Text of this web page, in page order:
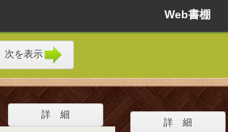
Web書棚
次を表示
詳 細
詳 細